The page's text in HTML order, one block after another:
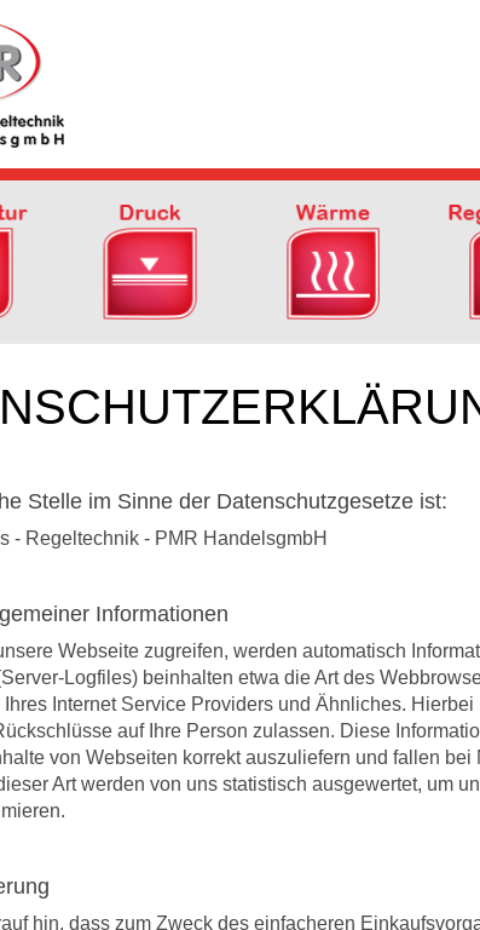
Stelle im Sinne der Datenschutzgesetze ist:
- Regeltechnik - PMR HandelsgmbH
Informationen
Webseite zugreifen, werden automatisch
Logfiles) beinhalten etwa die Art des
Ihres Internet Service Providers und Ähnliches.
auf Ihre Person zulassen. Diese
von Webseiten korrekt auszuliefern und fallen
Art werden von uns statistisch ausgewertet, um
hin, dass zum Zweck des einfacheren